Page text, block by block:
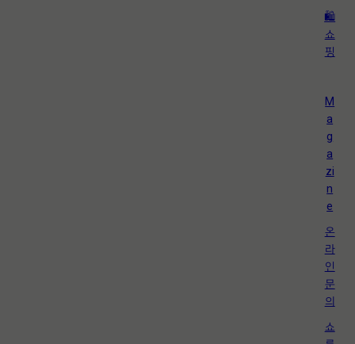
🛍️
쇼
핑
M
a
g
a
zi
n
e
온
라
인
문
의
쇼